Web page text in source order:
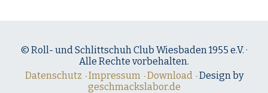
© Roll- und Schlittschuh Club Wiesbaden 1955 e.V. ·
Alle Rechte vorbehalten.
Datenschutz
Impressum Download
Design by
geschmackslabor.de